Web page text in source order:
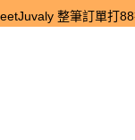
整筆訂單打88折